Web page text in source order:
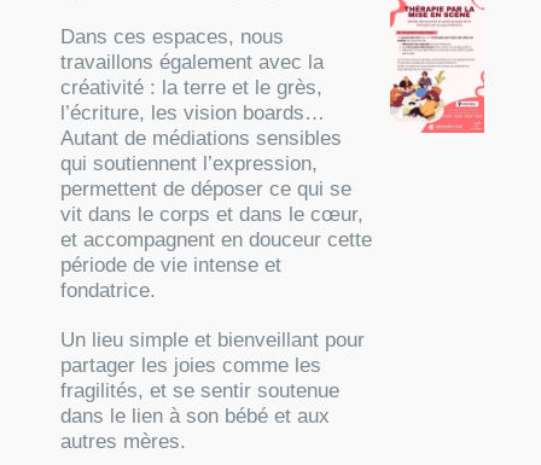
Dans ces espaces, nous
travaillons également avec la
créativité : la terre et le grès,
l’écriture, les vision boards…
Autant de médiations sensibles
qui soutiennent l’expression,
permettent de déposer ce qui se
vit dans le corps et dans le cœur,
et accompagnent en douceur cette
période de vie intense et
fondatrice.
Un lieu simple et bienveillant pour
partager les joies comme les
fragilités, et se sentir soutenue
dans le lien à son bébé et aux
autres mères.